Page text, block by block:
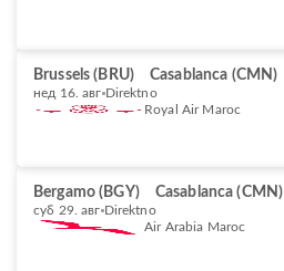
Brussels (BRU) Casablanca (CMN)
нед 16. авг Direktno
Royal Air Maroc
Bergamo (BGY) Casablanca (CMN)
суб 29. авг Direktno
Air Arabia Maroc